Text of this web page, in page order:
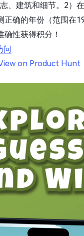
、建筑和细节。2）
正确的年份（范围在
确性获得积分！
问
on Product Hunt